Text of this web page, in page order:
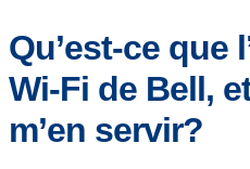
Qu’est-ce que
Wi-Fi de Bell,
m’en servir?